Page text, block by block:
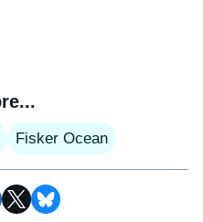
Fisker Ocean